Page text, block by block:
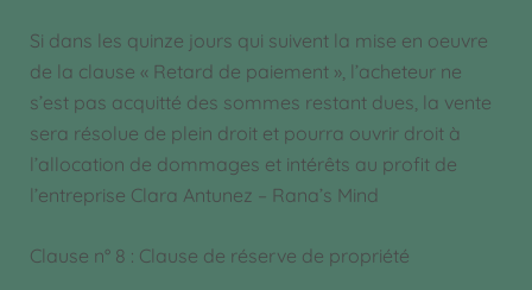
Si dans les quinze jours qui suivent la mise en oeuvre
de la clause « Retard de paiement », l’acheteur ne
s’est pas acquitté des sommes restant dues, la vente
sera résolue de plein droit et pourra ouvrir droit à
l’allocation de dommages et intérêts au profit de
l’entreprise Clara Antunez – Rana’s Mind
Clause n° 8 : Clause de réserve de propriété